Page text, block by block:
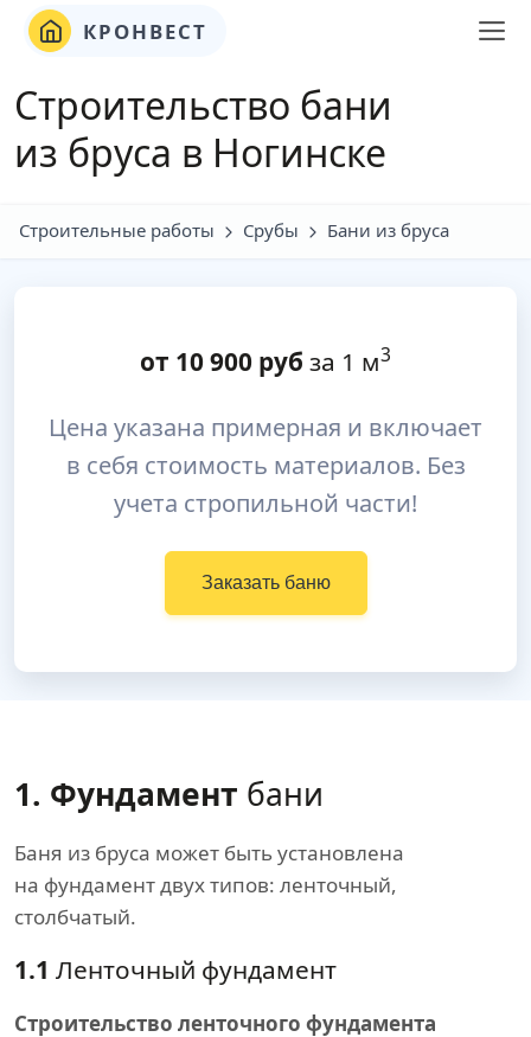
КРОНВЕСТ
Строительство бани
из бруса в Ногинске
Строительные работы Срубы Бани из бруса
от 10 900 руб за 1 м3
Цена указана примерная и включает
в себя стоимость материалов. Без
учета стропильной части!
Заказать баню
1. Фундамент бани
Баня из бруса может быть установлена
на фундамент двух типов: ленточный,
столбчатый.
1.1 Ленточный фундамент
Строительство ленточного фундамента